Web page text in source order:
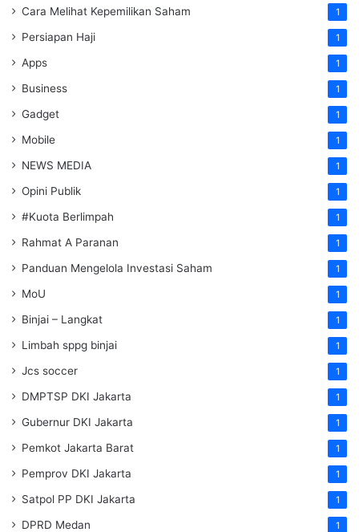
Cara Melihat Kepemilikan Saham 1
Persiapan Haji 1
Apps 1
Business 1
Gadget 1
Mobile 1
NEWS MEDIA 1
Opini Publik 1
#Kuota Berlimpah 1
Rahmat A Paranan 1
Panduan Mengelola Investasi Saham 1
MoU 1
Binjai – Langkat 1
Limbah sppg binjai 1
Jcs soccer 1
DMPTSP DKI Jakarta 1
Gubernur DKI Jakarta 1
Pemkot Jakarta Barat 1
Pemprov DKI Jakarta 1
Satpol PP DKI Jakarta 1
DPRD Medan 1